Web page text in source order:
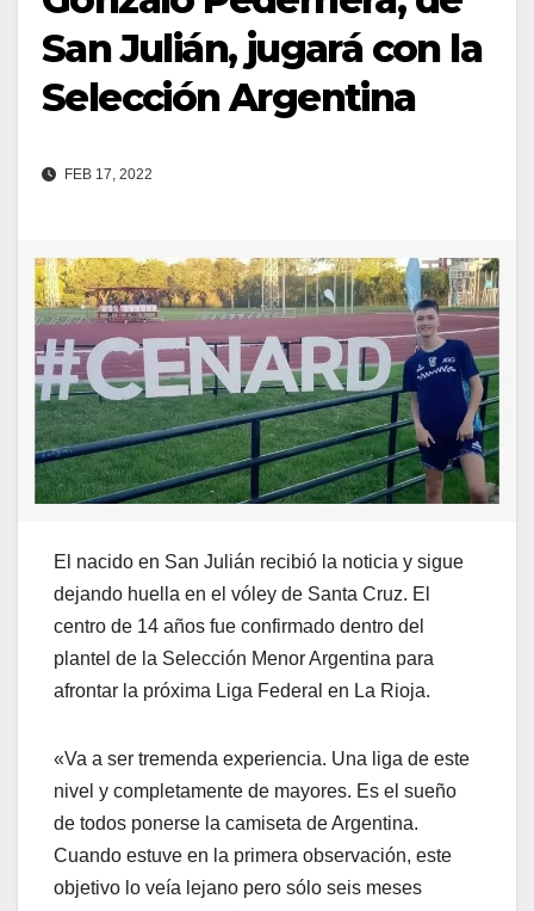
San Julián, jugará con la
Selección Argentina
FEB 17, 2022
El nacido en San Julián recibió la noticia y sigue
dejando huella en el vóley de Santa Cruz. El
centro de 14 años fue confirmado dentro del
plantel de la Selección Menor Argentina para
afrontar la próxima Liga Federal en La Rioja.
«Va a ser tremenda experiencia. Una liga de este
nivel y completamente de mayores. Es el sueño
de todos ponerse la camiseta de Argentina.
Cuando estuve en la primera observación, este
objetivo lo veía lejano pero sólo seis meses